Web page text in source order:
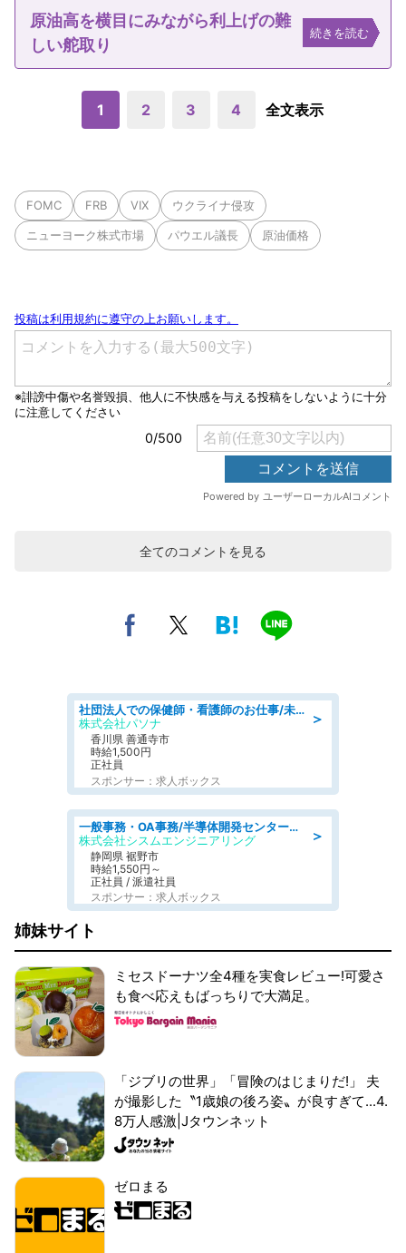
原油高を横目にみながら利上げの難
しい舵取り
続きを読む
1 2 3 4 全文表示
FOMC FRB VIX ウクライナ侵攻
ニューヨーク株式市場 パウエル議長 原油価格
全てのコメントを見る
＞
社団法人での保健師・看護師のお仕事/未経験OK/要資格:普通免許、保健師、正看護師
株式会社パソナ
香川県 善通寺市
時給1,500円
正社員
スポンサー：求人ボックス
＞
一般事務・OA事務/半導体開発センター内で事務&軽作業スタッフ、募集
株式会社シスムエンジニアリング
静岡県 裾野市
時給1,550円～
正社員 / 派遣社員
スポンサー：求人ボックス
姉妹サイト
ミセスドーナツ全4種を実食レビュー!可愛さ
も食べ応えもばっちりで大満足。
「ジブリの世界」「冒険のはじまりだ!」 夫
が撮影した〝1歳娘の後ろ姿〟が良すぎて...4.
8万人感激|Jタウンネット
ゼロまる